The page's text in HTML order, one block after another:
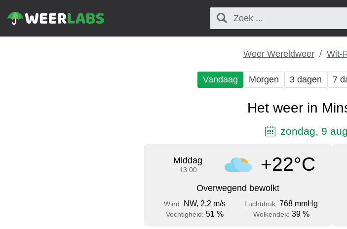
Weer Wereldweer Wit-
Vandaag Morgen 3 dagen 7
Het weer in
zondag, 9
Middag
13:00 +22°C
Overwegend bewolkt
Wind: NW, 2.2 m/s Luchtdruk: 768 mmHg
Vochtigheid: 51 % Wolkendek: 39 %